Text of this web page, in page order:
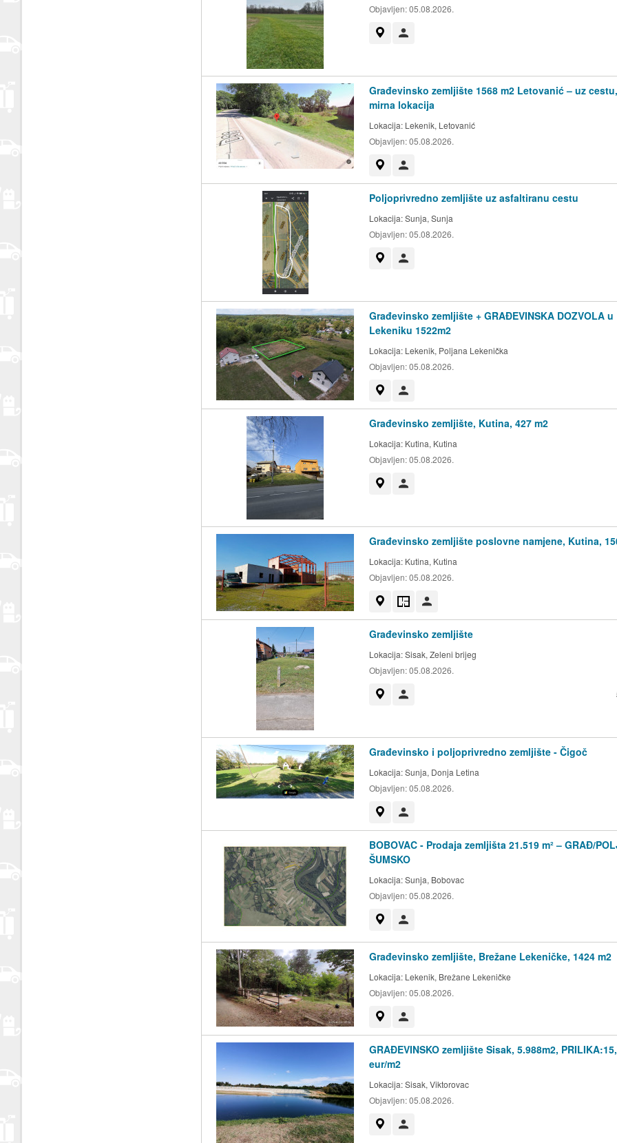
Objavljen:05.08.2026.
Građevinsko zemljište 1568 m2 Letovanić – uz cestu,
mirna lokacija
Lokacija: Lekenik, Letovanić
Objavljen:05.08.2026.
Poljoprivredno zemljište uz asfaltiranu cestu
Lokacija:Sunja, Sunja
Objavljen:05.08.2026.
Građevinsko zemljište + GRAĐEVINSKA DOZVOLA u
Lekeniku 1522m2
Lokacija: Lekenik, Poljana Lekenička
Objavljen:05.08.2026.
Građevinsko zemljište, Kutina, 427 m2
Lokacija: Kutina, Kutina
Objavljen:05.08.2026.
Građevinsko zemljište poslovne namjene, Kutina,
Lokacija: Kutina, Kutina
Objavljen:05.08.2026.
Građevinsko zemljište
Lokacija:Sisak, Zeleni brijeg
Objavljen:05.08.2026.
Građevinsko i poljoprivredno zemljište - Čigoč
Lokacija:Sunja, Donja Letina
Objavljen:05.08.2026.
BOBOVAC - Prodaja zemljišta 21.519 m² – GRAĐ/
ŠUMSKO
Lokacija:Sunja, Bobovac
Objavljen:05.08.2026.
Građevinsko zemljište, Brežane Lekeničke, 1424 m2
Lokacija: Lekenik, Brežane Lekeničke
Objavljen:05.08.2026.
GRAĐEVINSKO zemljište Sisak, 5.988m2,
eur/m2
Lokacija:Sisak, Viktorovac
Objavljen:05.08.2026.